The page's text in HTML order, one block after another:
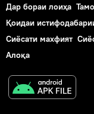
Дар бораи лоиҳа
Қоидаи
Сиёсати махфият
Алоқа